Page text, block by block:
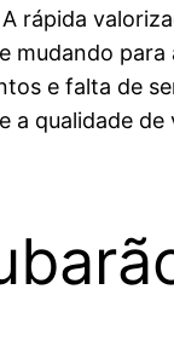
rápida
mudando para
e falta de
qualidade